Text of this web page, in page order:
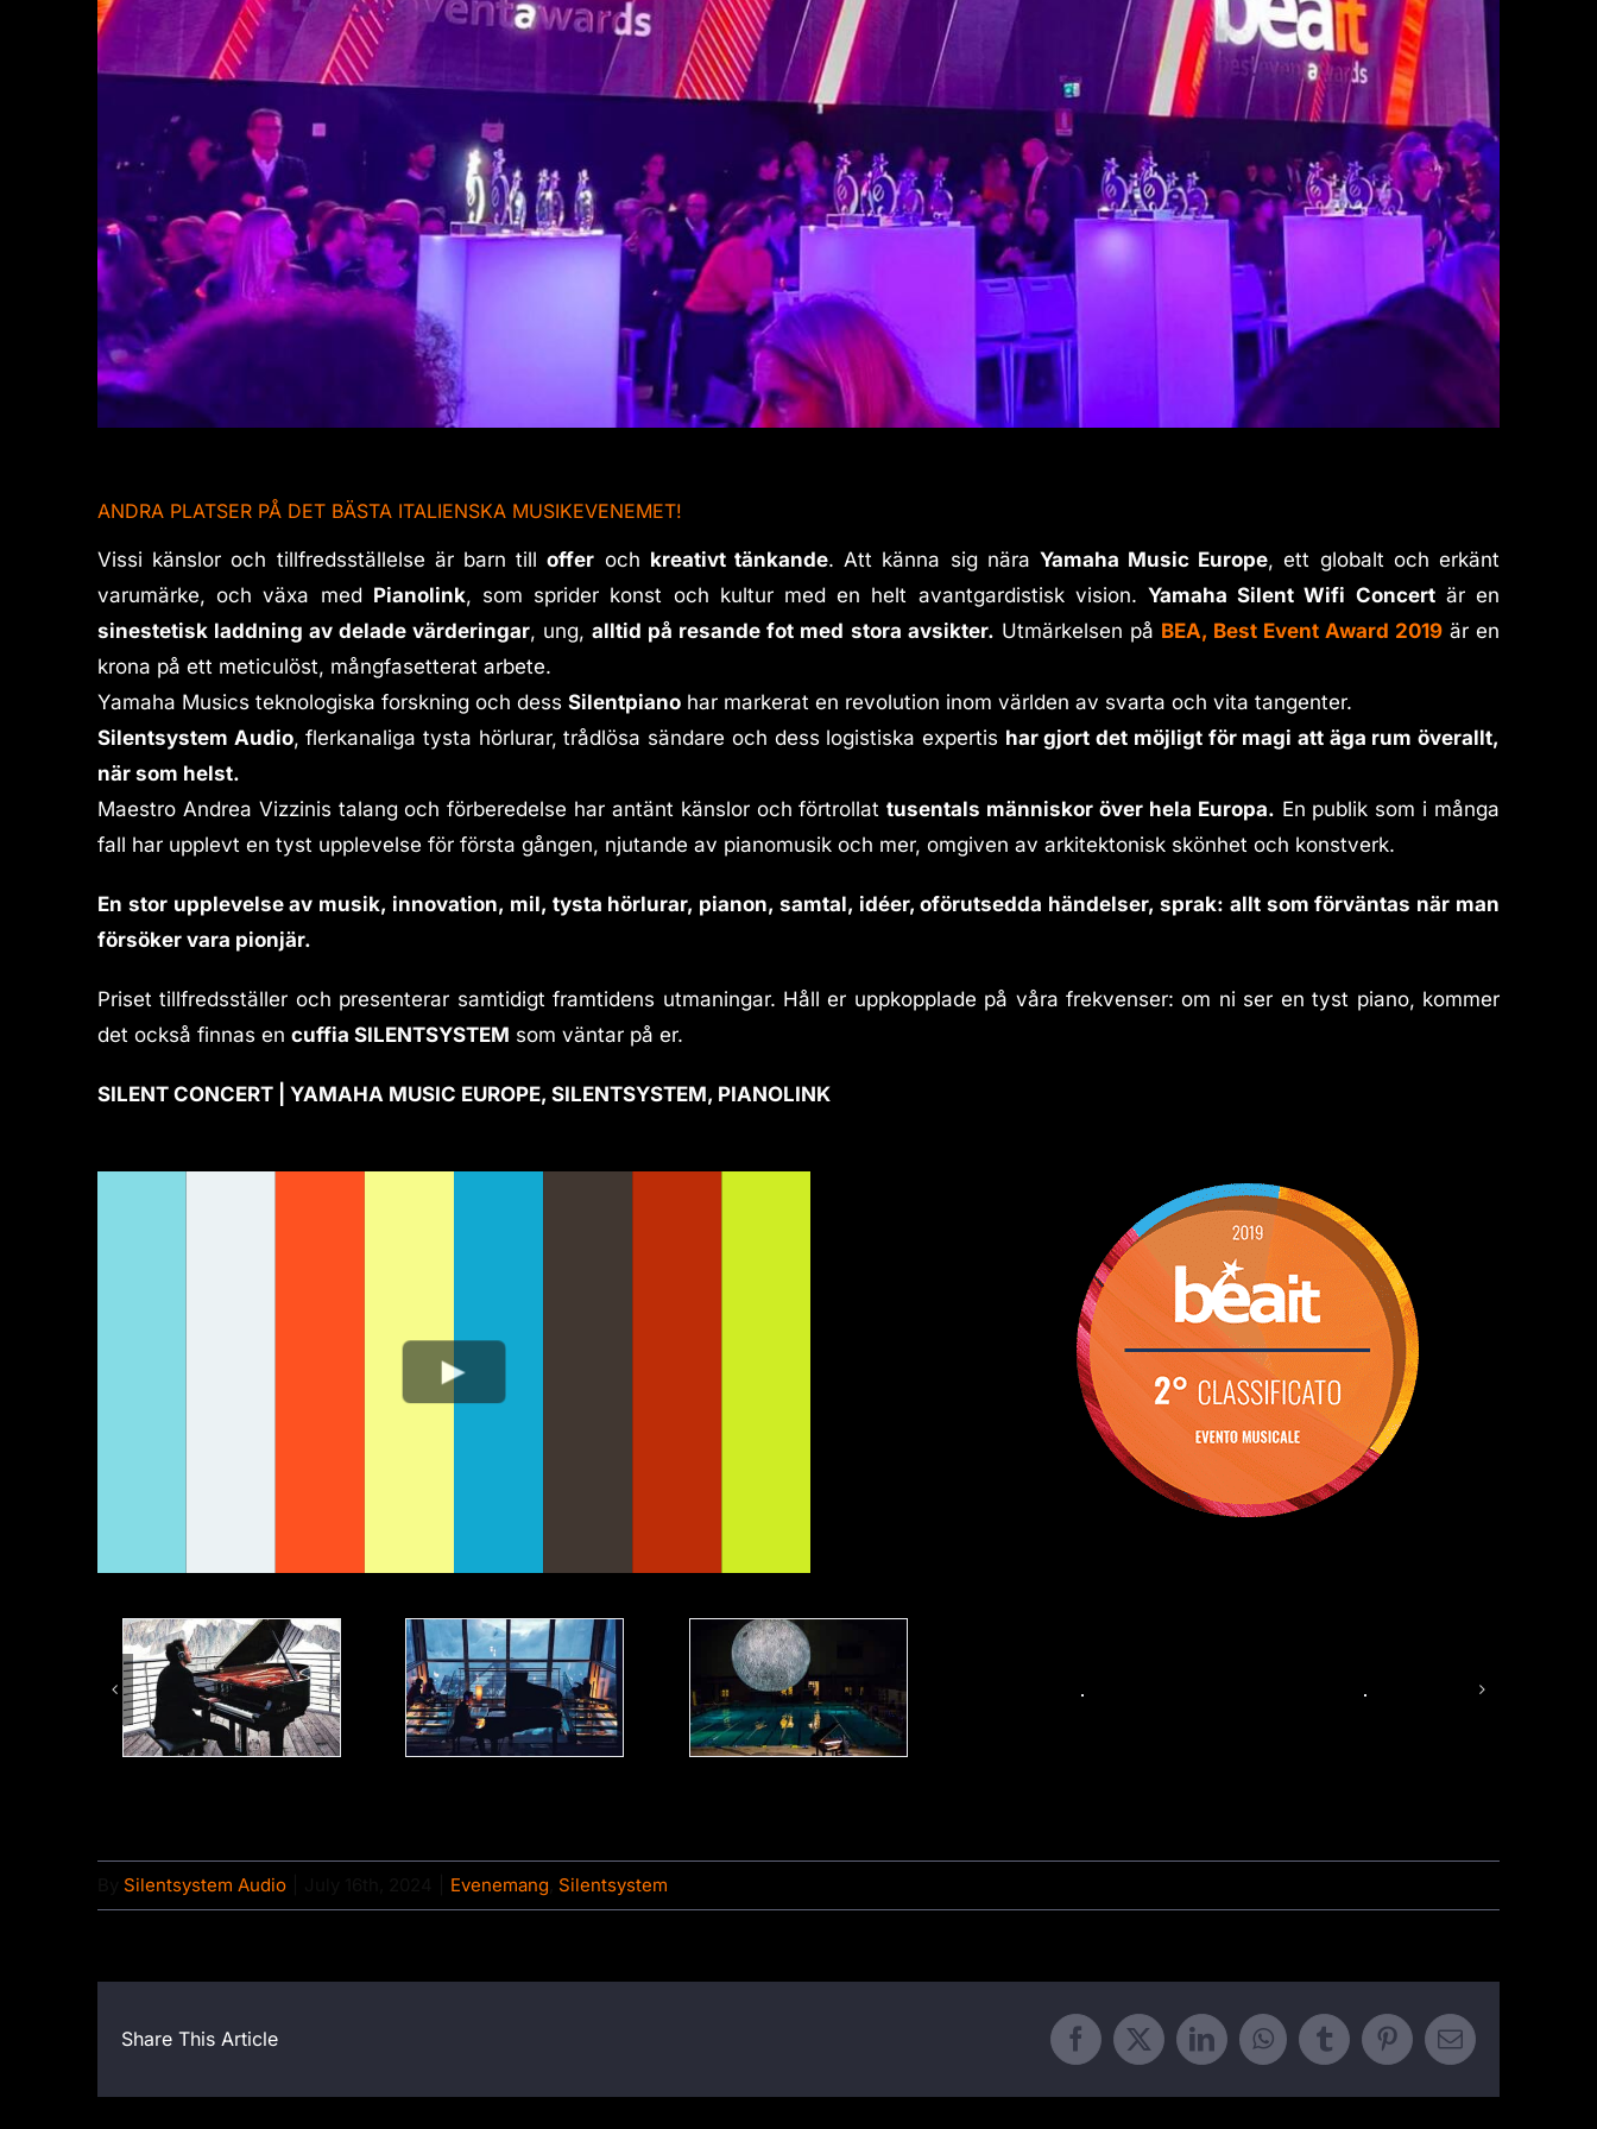
ANDRA PLATSER PÅ DET BÄSTA ITALIENSKA MUSIKEVENEMET!
Vissi känslor och tillfredsställelse är barn tilloffer och kreativt tänkande. Att känna sig nära Yamaha Music Europe, ett globalt och erkänt
varumärke, och växa med Pianolink, som sprider konst och kultur med en helt avantgardistisk vision.Yamaha Silent Wifi Concertär en
sinestetisk laddning av delade värderingar, ung,alltid på resande fot med stora avsikter. Utmärkelsen på BEA, Best Event Award 2019är en
krona på ett meticulöst, mångfasetterat arbete.
Yamaha Musics teknologiska forskning och dess Silentpianohar markerat en revolution inom världen av svarta och vita tangenter.
Silentsystem Audio, flerkanaliga tysta hörlurar, trådlösa sändare och dess logistiska expertis har gjort det möjligt för magi att äga rum överallt,
när som helst.
Maestro Andrea Vizzinis talang och förberedelse har antänt känslor och förtrollattusentals människor över hela Europa. En publik som i många
fall har upplevt en tyst upplevelse för första gången, njutande av pianomusik och mer, omgiven av arkitektonisk skönhet och konstverk.
En stor upplevelse av musik, innovation, mil, tysta hörlurar, pianon, samtal, idéer, oförutsedda händelser, sprak: allt som förväntas när man
försöker vara pionjär.
Priset tillfredsställer och presenterar samtidigt framtidens utmaningar. Håll er uppkopplade på våra frekvenser: om ni ser en tyst piano, kommer
det också finnas en cuffia SILENTSYSTEM som väntar på er.
SILENT CONCERT | YAMAHA MUSIC EUROPE, SILENTSYSTEM, PIANOLINK
Silentsystem Audio Evenemang Silentsystem
Share This Article Facebook
X LinkedInWhatsApp
TumblrPinterestEmail